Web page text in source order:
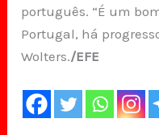
português. “É um
Portugal, há
Wolters./EFE